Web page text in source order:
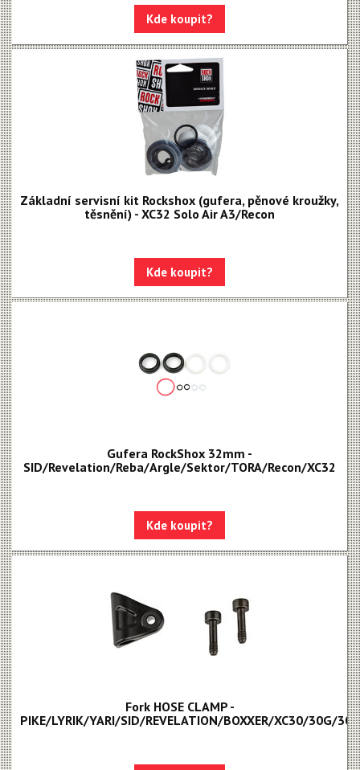
Kde koupit?
Základní servisní kit Rockshox (gufera, pěnové kroužky,
těsnění) - XC32 Solo Air A3/Recon
Kde koupit?
Gufera RockShox 32mm -
SID/Revelation/Reba/Argle/Sektor/TORA/Recon/XC32
Kde koupit?
Fork HOSE CLAMP -
PIKE/LYRIK/YARI/SID/REVELATION/BOXXER/XC30/30G/